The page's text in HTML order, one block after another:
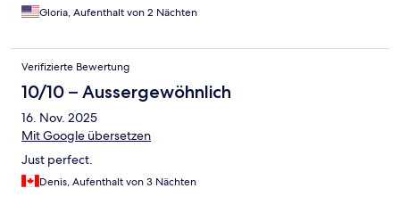
Gloria, Aufenthalt von 2 Nächten
Verifizierte Bewertung
10/10 – Aussergewöhnlich
16. Nov. 2025
Mit Google übersetzen
Just perfect.
Denis, Aufenthalt von 3 Nächten